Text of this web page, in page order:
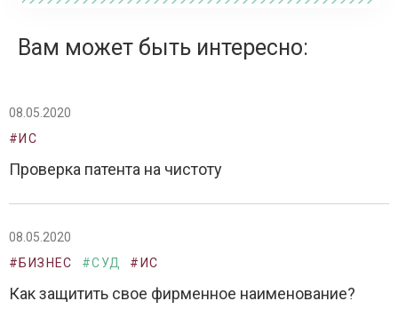
Вам может быть интересно:
08.05.2020
#ИС
Проверка патента на чистоту
08.05.2020
#БИЗНЕС
#СУД #ИС
Как защитить свое фирменное наименование?